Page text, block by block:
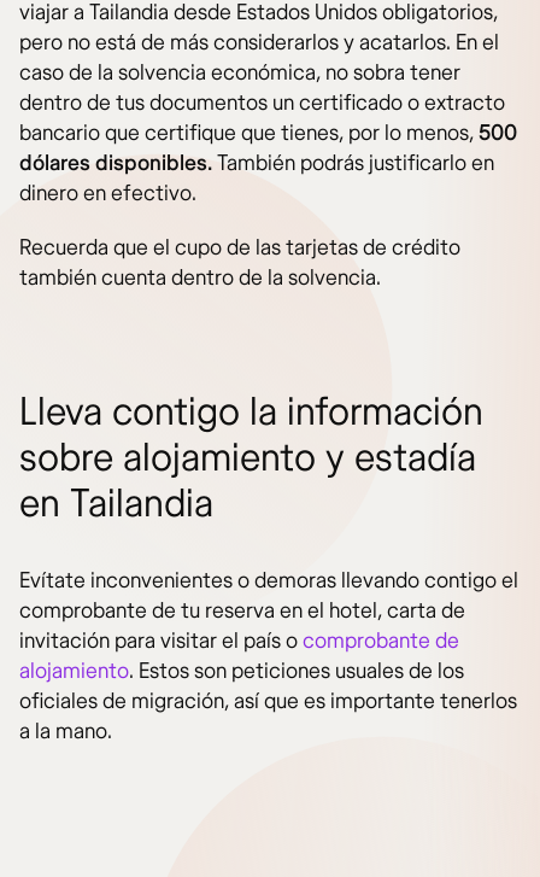
viajar a Tailandia desde Estados Unidos obligatorios,
pero no está de más considerarlos y acatarlos. En el
caso de la solvencia económica, no sobra tener
dentro de tus documentos un certificado o extracto
bancario que certifique que tienes, por lo menos,500
dólares disponibles.También podrás justificarlo en
dinero en efectivo.
Recuerda que el cupo de las tarjetas de crédito
también cuenta dentro de la solvencia.
Lleva contigo la información
sobre alojamiento y estadía
en Tailandia
Evítate inconvenientes o demoras llevando contigo el
comprobante de tu reserva en el hotel, carta de
invitación para visitar el país ocomprobante de
alojamiento. Estos son peticiones usuales de los
oficiales de migración, así que es importante tenerlos
a la mano.